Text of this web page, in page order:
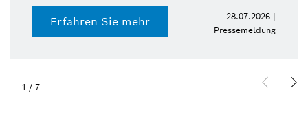
Erfahren Sie mehr
28.07.2026 |
Pressemeldung
1 / 7